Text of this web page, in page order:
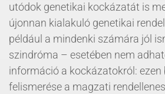
utódok genetikai kockázatát is
újonnan kialakuló genetikai
például a mindenki számára jól
szindróma – esetében nem
információ a kockázatokról: ezen
felismerése a magzati